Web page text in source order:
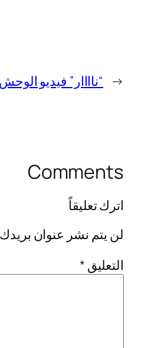
← “ناااار” فيديو الوحش
Comments
اترك تعليقاً
لن يتم نشر عنوان بريدك
التعليق *